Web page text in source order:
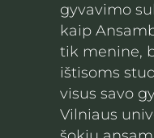
gyvavimo
kaip
tik menine,
ištisoms
visus savo
Vilniaus